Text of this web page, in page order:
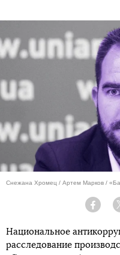
Снежана Хромец / Артем Марков /
Национальное
расследование